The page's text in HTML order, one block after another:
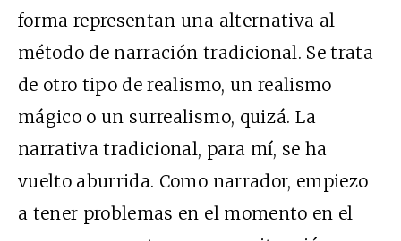
forma representan una alternativa al
método de narración tradicional. Se trata
de otro tipo de realismo, un realismo
mágico o un surrealismo, quizá. La
narrativa tradicional, para mí, se ha
vuelto aburrida. Como narrador, empiezo
a tener problemas en el momento en el